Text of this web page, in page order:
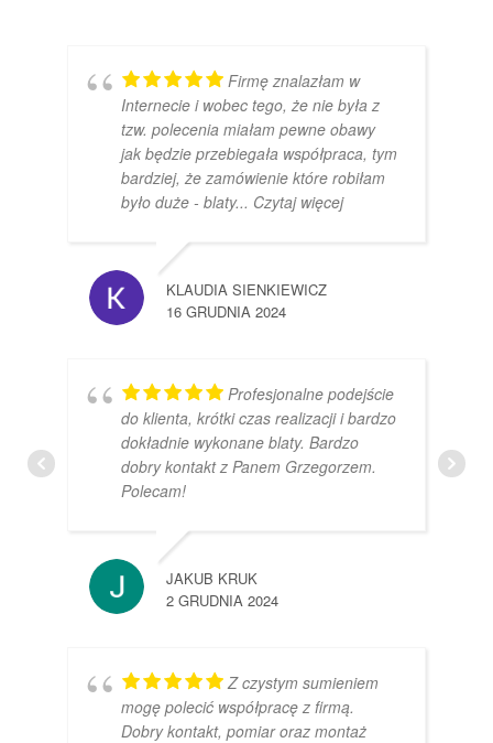
Firmę znalazłam w
Internecie i wobec tego, że nie była z
tzw. polecenia miałam pewne obawy
jak będzie przebiegała współpraca, tym
bardziej, że zamówienie które robiłam
było duże - blaty... Czytaj więcej
KLAUDIA SIENKIEWICZ
16 GRUDNIA 2024
Profesjonalne podejście
do klienta, krótki czas realizacji i bardzo
dokładnie wykonane blaty. Bardzo
dobry kontakt z Panem Grzegorzem.
Polecam!
JAKUB KRUK
2 GRUDNIA 2024
Z czystym sumieniem
mogę polecić współpracę z firmą.
Dobry kontakt, pomiar oraz montaż